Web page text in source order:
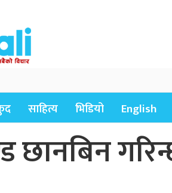
साहित्य भिडियो English